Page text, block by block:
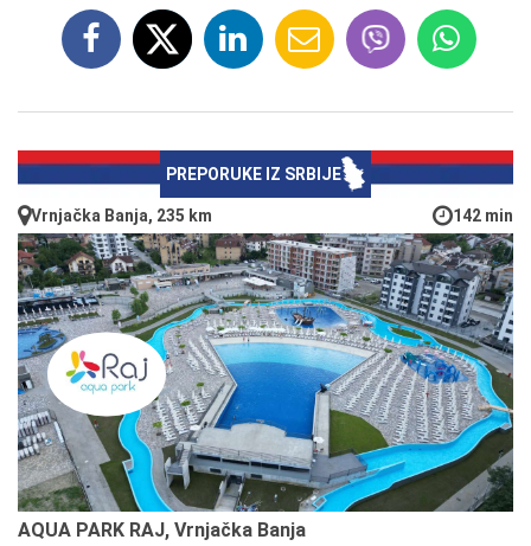
PREPORUKE IZ SRBIJE
Vrnjačka Banja, 235 km 142 min
AQUA PARK RAJ, Vrnjačka Banja